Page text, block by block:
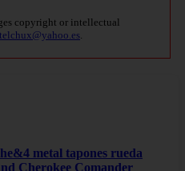
copyright or intellectual
metal tapones rueda
Cherokee Comander